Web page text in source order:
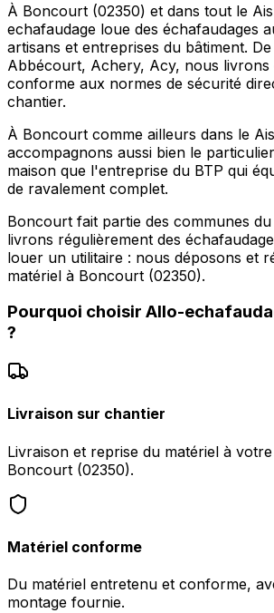
À Boncourt (02350) et dans tout le
echafaudage loue des échafaudages
artisans et entreprises du bâtiment.
Abbécourt, Achery, Acy, nous livrons
conforme aux normes de sécurité
chantier.
À Boncourt comme ailleurs dans le
accompagnons aussi bien le
maison que l'entreprise du BTP qui
de ravalement complet.
Boncourt fait partie des communes
livrons régulièrement des
louer un utilitaire : nous déposons et
matériel à Boncourt (02350).
Pourquoi choisir Allo-
?
Livraison sur chantier
Livraison et reprise du matériel à
Boncourt (02350).
Matériel conforme
Du matériel entretenu et conforme,
montage fournie.